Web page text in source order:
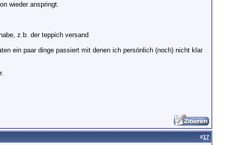
wieder anspringt.
z.b. der teppich versand
ein paar dinge passiert mit denen ich persönlich (noch) nicht klar
#17